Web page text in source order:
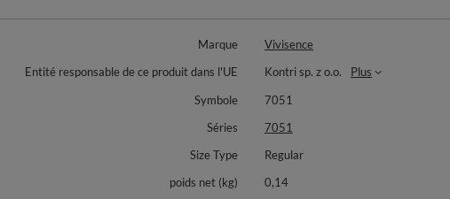
Marque
Vivisence
Entité responsable de ce produit dans l'UE
Kontri sp. z o.o.
Plus
Symbole
7051
Séries
7051
Size Type
Regular
poids net (kg)
0,14